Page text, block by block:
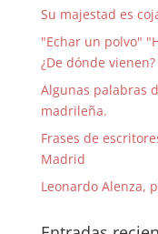
Su majestad es
"Echar un polvo"
¿De dónde vienen?
Algunas palabras
madrileña.
Frases de
Madrid
Leonardo Alenza,